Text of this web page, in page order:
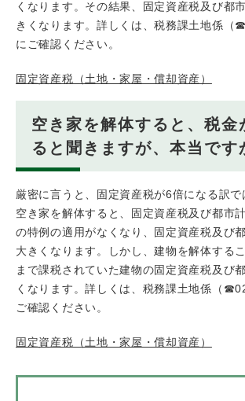
くなります。その結果、固定資産税及び都
きくなります。詳しくは、税務課土地係（
にご確認ください。
固定資産税（土地・家屋・償却資産）
空き家を解体すると、税金
ると聞きますが、本当です
厳密に言うと、固定資産税が6倍になる訳で
空き家を解体すると、固定資産税及び都市
の特例の適用がなくなり、固定資産税及び
大きくなります。しかし、建物を解体する
まで課税されていた建物の固定資産税及び
くなります。詳しくは、税務課土地係（
ご確認ください。
固定資産税（土地・家屋・償却資産）